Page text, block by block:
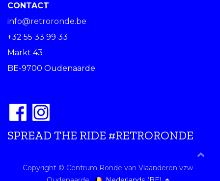
CONTACT
info@retroronde.be
+32 55 33 99 33
Markt 43
BE-9700 Oudenaarde
SPREAD THE RIDE #RETRORONDE
Copyright © Centrum Ronde van Vlaanderen vzw -